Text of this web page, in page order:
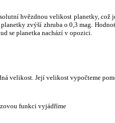
hvězdnou velikost planetky, což
zvýší zhruba o 0,3 mag.
se planetka nachází v opozici.
velikost. Její velikost vypočteme
funkci vyjádříme